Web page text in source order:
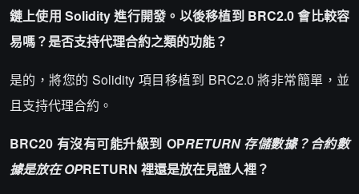
鏈上使用 Solidity 進行開發。以後移植到 BRC2.0 會比較容
易嗎？是否支持代理合約之類的功能？
是的，將您的 Solidity 項目移植到 BRC2.0 將非常簡單，並
且支持代理合約。
BRC20 有沒有可能升級到 OPRETURN 存儲數據？合約數
據是放在 OPRETURN 裡還是放在見證人裡？